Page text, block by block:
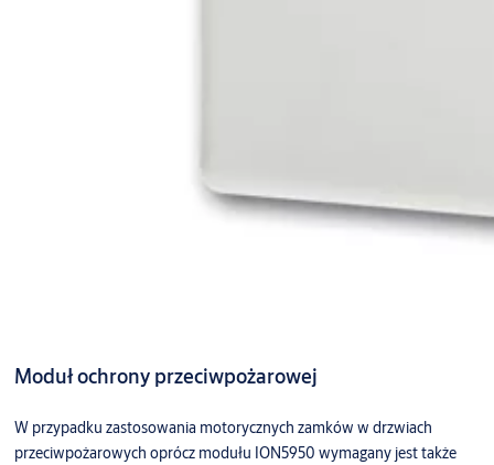
Moduł ochrony przeciwpożarowej
W przypadku zastosowania motorycznych zamków w drzwiach
przeciwpożarowych oprócz modułu ION5950 wymagany jest także